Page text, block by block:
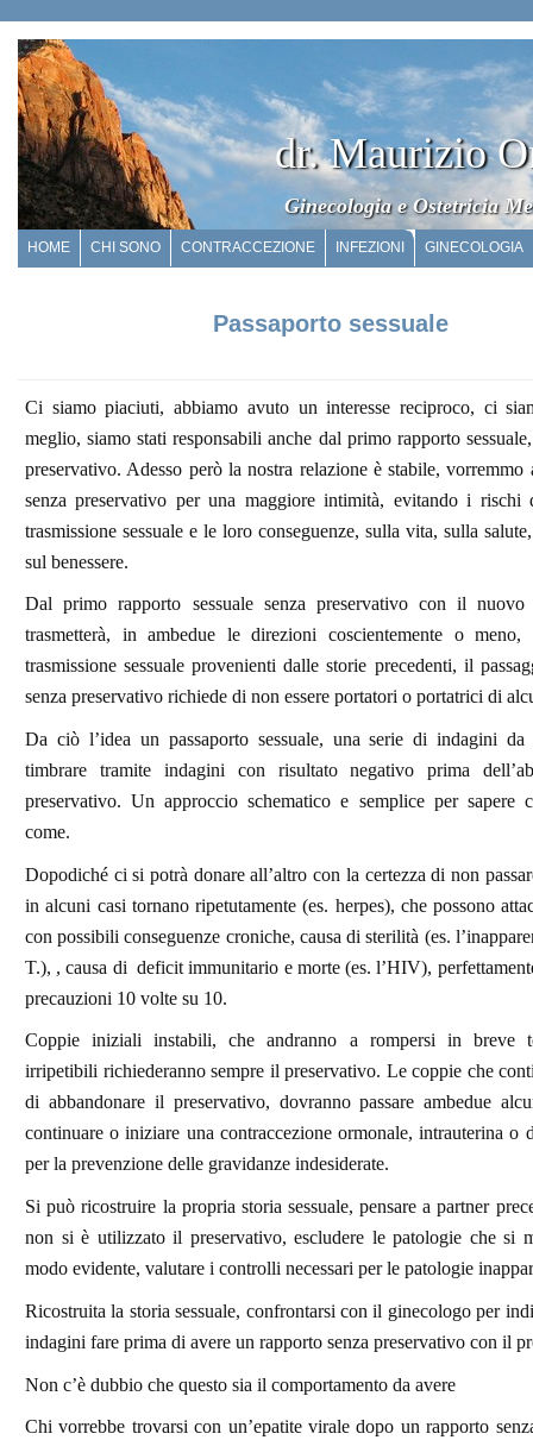
dr. Maurizio
Ginecologia e Ostetricia
HOME CHI SONO CONTRACCEZIONE INFEZIONI GINECOLOGIA
Passaporto sessuale
Ci siamo piaciuti, abbiamo avuto un interesse reciproco, ci
meglio, siamo stati responsabili anche dal primo rapporto
preservativo. Adesso però la nostra relazione è stabile, vorremmo
senza preservativo per una maggiore intimità, evitando i
trasmissione sessuale e le loro conseguenze, sulla vita, sulla
sul benessere.
Dal primo rapporto sessuale senza preservativo con il
trasmetterà, in ambedue le direzioni coscientemente o
trasmissione sessuale provenienti dalle storie precedenti, il
senza preservativo richiede di non essere portatori o portatrici di
Da ciò l’idea un passaporto sessuale, una serie di indagini
timbrare tramite indagini con risultato negativo prima
preservativo. Un approccio schematico e semplice per sapere
come.
Dopodiché ci si potrà donare all’altro con la certezza di non
in alcuni casi tornano ripetutamente (es. herpes), che possono
con possibili conseguenze croniche, causa di sterilità (es.
T.), , causa di deficit immunitario e morte (es. l’HIV),
precauzioni 10 volte su 10.
Coppie iniziali instabili, che andranno a rompersi in breve
irripetibili richiederanno sempre il preservativo. Le coppie che
di abbandonare il preservativo, dovranno passare ambedue
continuare o iniziare una contraccezione ormonale, intrauterina o
per la prevenzione delle gravidanze indesiderate.
Si può ricostruire la propria storia sessuale, pensare a partner
non si è utilizzato il preservativo, escludere le patologie che si
modo evidente, valutare i controlli necessari per le patologie
Ricostruita la storia sessuale, confrontarsi con il ginecologo per
indagini fare prima di avere un rapporto senza preservativo con il
Non c’è dubbio che questo sia il comportamento da avere
Chi vorrebbe trovarsi con un’epatite virale dopo un rapporto